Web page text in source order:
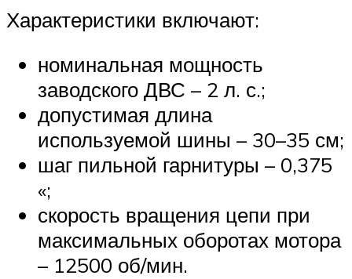
Характеристики включают:
номинальная мощность
заводского ДВС – 2 л. с.;
допустимая длина
используемой шины – 30–35 см;
шаг пильной гарнитуры – 0,375
«;
скорость вращения цепи при
максимальных оборотах мотора
– 12500 об/мин.